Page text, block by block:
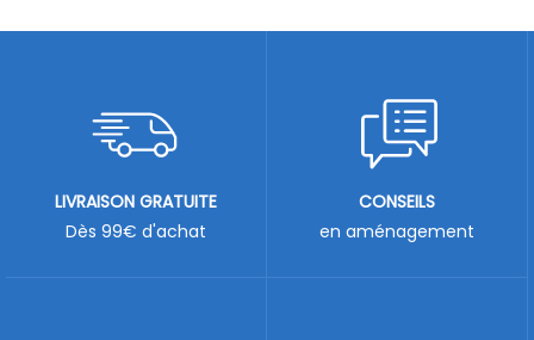
LIVRAISON GRATUITE
Dès 99€ d'achat
CONSEILS
en aménagement